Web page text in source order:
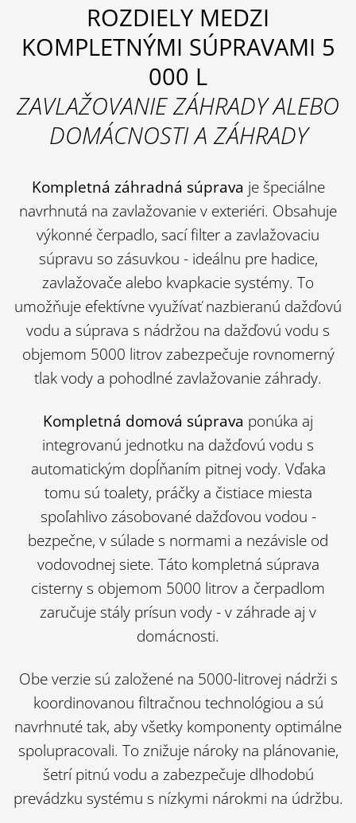
ROZDIELY MEDZI
KOMPLETNÝMI SÚPRAVAMI 5
000 L
ZAVLAŽOVANIE ZÁHRADY ALEBO
DOMÁCNOSTI A ZÁHRADY
Kompletná záhradná súprava je špeciálne
navrhnutá na zavlažovanie v exteriéri. Obsahuje
výkonné čerpadlo, sací filter a zavlažovaciu
súpravu so zásuvkou - ideálnu pre hadice,
zavlažovače alebo kvapkacie systémy. To
umožňuje efektívne využívať nazbieranú dažďovú
vodu a súprava s nádržou na dažďovú vodu s
objemom 5000 litrov zabezpečuje rovnomerný
tlak vody a pohodlné zavlažovanie záhrady.
Kompletná domová súprava ponúka aj
integrovanú jednotku na dažďovú vodu s
automatickým dopĺňaním pitnej vody. Vďaka
tomu sú toalety, práčky a čistiace miesta
spoľahlivo zásobované dažďovou vodou -
bezpečne, v súlade s normami a nezávisle od
vodovodnej siete. Táto kompletná súprava
cisterny s objemom 5000 litrov a čerpadlom
zaručuje stály prísun vody - v záhrade aj v
domácnosti.
Obe verzie sú založené na 5000-litrovej nádrži s
koordinovanou filtračnou technológiou a sú
navrhnuté tak, aby všetky komponenty optimálne
spolupracovali. To znižuje nároky na plánovanie,
šetrí pitnú vodu a zabezpečuje dlhodobú
prevádzku systému s nízkymi nárokmi na údržbu.